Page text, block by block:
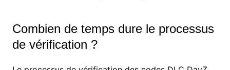
Combien de temps dure le processus
de vérification ?